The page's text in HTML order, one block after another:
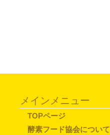
メインメニュー
TOPページ
酵素フード協会について